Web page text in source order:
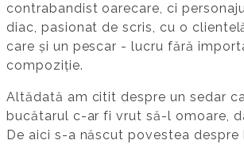
contrabandist oarecare, ci
diac, pasionat de scris, cu o
care și un pescar - lucru fără
compoziție.
Altădată am citit despre un sedar
bucătarul c-ar fi vrut să-l omoare,
De aici s-a născut povestea despre